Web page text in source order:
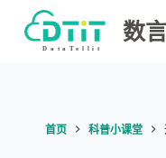
跳
过
数
首页 科普小课堂